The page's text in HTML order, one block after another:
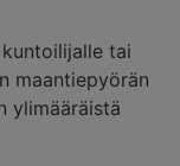
tai
maantiepyörän
ylimääräistä